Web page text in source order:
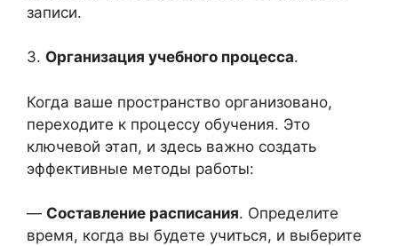
записи.
3. Организация учебного процесса.
Когда ваше пространство организовано,
переходите к процессу обучения. Это
ключевой этап, и здесь важно создать
эффективные методы работы:
— Составление расписания. Определите
время, когда вы будете учиться, и выберите